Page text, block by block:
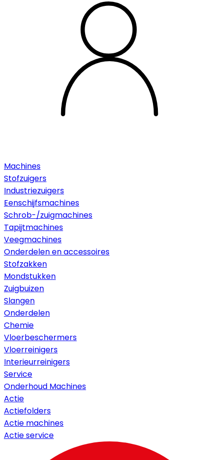
Machines
Stofzuigers
Industriezuigers
Eenschijfsmachines
Schrob-/zuigmachines
Tapijtmachines
Veegmachines
Onderdelen en accessoires
Stofzakken
Mondstukken
Zuigbuizen
Slangen
Onderdelen
Chemie
Vloerbeschermers
Vloerreinigers
Interieurreinigers
Service
Onderhoud Machines
Actie
Actiefolders
Actie machines
Actie service